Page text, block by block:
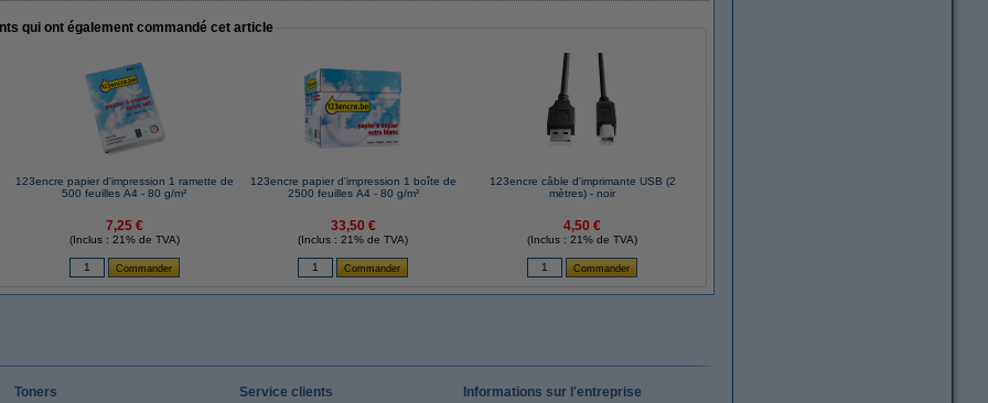
qui ont également commandé cet article
123encre papier d'impression 1 ramette de
500 feuilles A4 - 80 g/m²
7,25 €
(Inclus : 21% de TVA)
123encre papier d'impression 1 boîte de
2500 feuilles A4 - 80 g/m²
33,50 €
(Inclus : 21% de TVA)
123encre câble d'imprimante USB (2
mètres) - noir
4,50 €
(Inclus : 21% de TVA)
Toners Service clients Informations sur l'entreprise